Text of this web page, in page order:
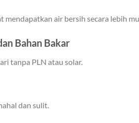
mendapatkan air bersih secara lebih
Bahan Bakar
tanpa PLN atau solar.
dan sulit.